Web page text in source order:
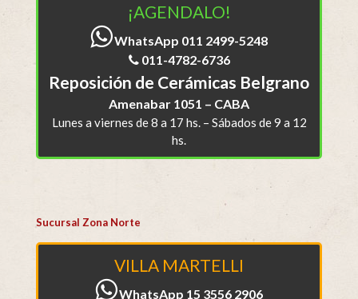
¡AGENDALO!
WhatsApp 011 2499-5248
011-4782-6736
Reposición de Cerámicas Belgrano
Amenabar 1051 – CABA
Lunes a viernes de 8 a 17 hs. – Sábados de 9 a 12
hs.
Sucursal Zona Norte
VILLA MARTELLI
WhatsApp 15 3556 2906